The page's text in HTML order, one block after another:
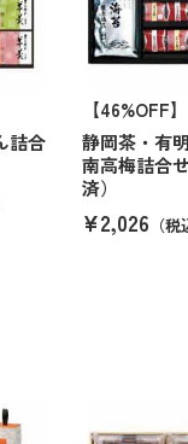
詰合
【46%OFF】
静岡茶・有
南高梅詰合
済）
¥2,026 （